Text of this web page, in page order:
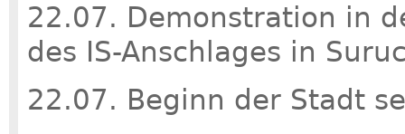
22.07. Demons­tra­tion in
des IS-Anschlages in
22.07. Beginn der Stadt